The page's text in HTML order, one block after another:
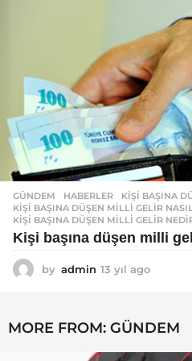
g
o
GÜNDEM ,HABERLER KIŞI BAŞINA
KIŞI BAŞINA DÜŞEN MILLI GELIR
KIŞI BAŞINA DÜŞEN MILLI GELIR
Kişi başına düşen milli
by admin 13 yıl ago
l
MORE FROM: GÜNDEM